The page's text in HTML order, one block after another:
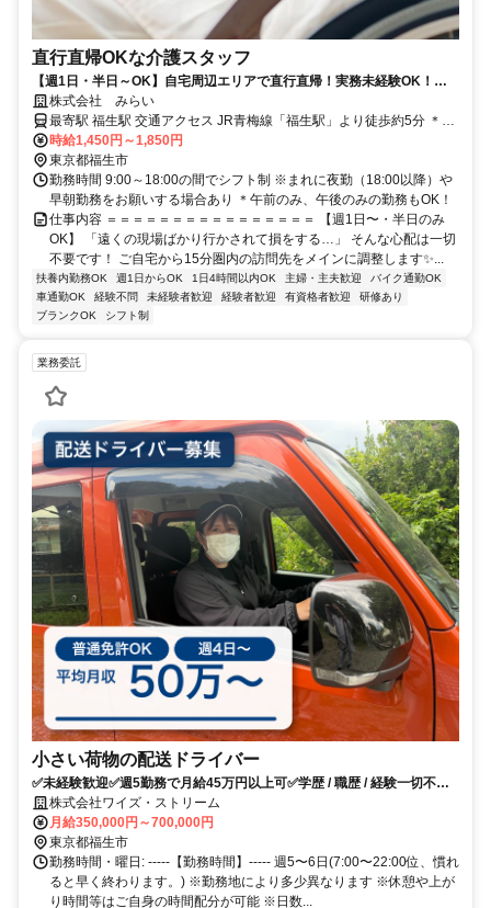
直行直帰OKな介護スタッフ
【週1日・半日～OK】自宅周辺エリアで直行直帰！実務未経験OK！車
通勤可能です！
株式会社 みらい
最寄駅 福生駅 交通アクセス JR青梅線「福生駅」より徒歩約5分 ＊車
通勤OK！駐車場あり！
時給1,450円～1,850円
東京都福生市
勤務時間 9:00～18:00の間でシフト制 ※まれに夜勤（18:00以降）や
早朝勤務をお願いする場合あり ＊午前のみ、午後のみの勤務もOK！
仕事内容 ＝＝＝＝＝＝＝＝＝＝＝＝＝＝＝＝ 【週1日〜・半日のみ
OK】 「遠くの現場ばかり行かされて損をする…」 そんな心配は一切
不要です！ ご自宅から15分圏内の訪問先をメインに調整します✨...
扶養内勤務OK 週1日からOK 1日4時間以内OK 主婦・主夫歓迎
バイク通勤OK
車通勤OK
経験不問 未経験者歓迎 経験者歓迎 有資格者歓迎
研修あり
ブランクOK
シフト制
業務委託
小さい荷物の配送ドライバー
✅未経験歓迎✅週5勤務で月給45万円以上可✅学歴 / 職歴 / 経験一切不
問！株式会社ワイズ・ストリーム
月給350,000円～700,000円
東京都福生市
勤務時間・曜日: -----【勤務時間】----- 週5〜6日(7:00〜22:00位、慣れ
ると早く終わります。) ※勤務地により多少異なります ※休憩や上が
り時間等はご自身の時間配分が可能 ※日数...